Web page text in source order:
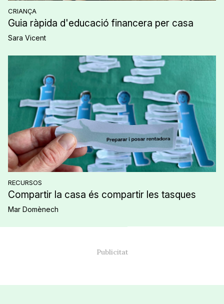
CRIANÇA
Guia ràpida d'educació financera per casa
Sara Vicent
RECURSOS
Compartir la casa és compartir les tasques
Mar Domènech